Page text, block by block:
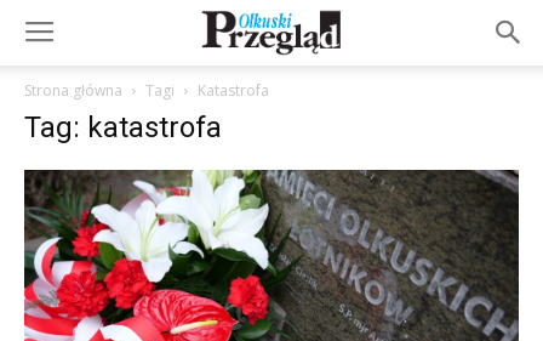
Strona główna Tagi Katastrofa
Tag: katastrofa